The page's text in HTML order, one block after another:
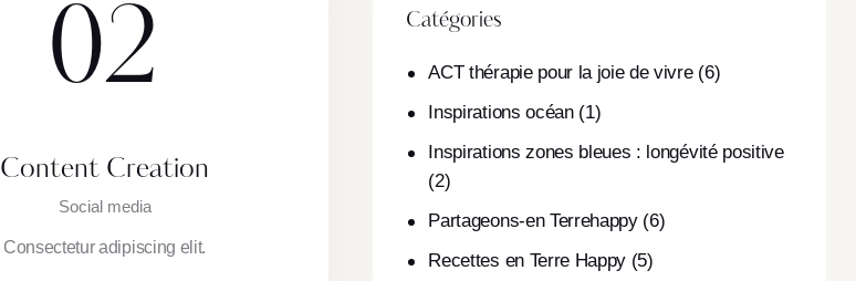
02
Content Creation
Social media
Consectetur adipiscing elit.
Catégories
ACT thérapie pour la joie de vivre(6)
Inspirations océan(1)
Inspirations zones bleues : longévité positive
(2)
Partageons-en Terrehappy(6)
Recettes en Terre Happy (5)